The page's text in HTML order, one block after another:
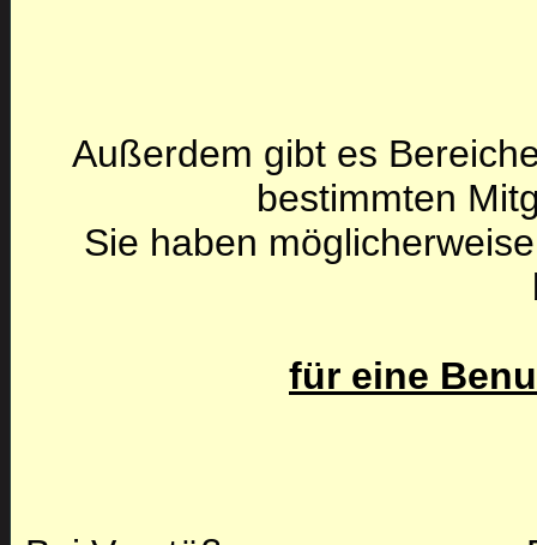
Außerdem gibt es
bestimmten
Sie haben
für eine